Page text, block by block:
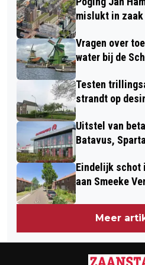
MOET ER KOMEN,
RECHTSOM
mislukt in
Vragen over
water bij de
Testen
strandt op
Uitstel van
Batavus,
Eindelijk schot
aan Smeeke
Meer